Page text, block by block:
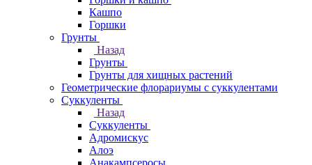
Кашпо
Горшки
Грунты
Назад
Грунты
Грунты для хищных растений
Геометрические флорариумы с суккулентами
Суккуленты
Назад
Суккуленты
Адромискус
Алоэ
Анакампсеросы